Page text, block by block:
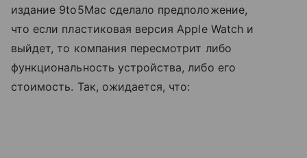
издание 9to5Mac сделало предположение,
что если пластиковая версия Apple Watch и
выйдет, то компания пересмотрит либо
функциональность устройства, либо его
стоимость. Так, ожидается, что: